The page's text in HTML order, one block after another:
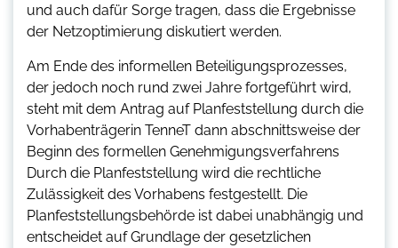
und auch dafür Sorge tragen, dass die Ergebnisse
der Netzoptimierung diskutiert werden.
Am Ende des informellen Beteiligungsprozesses,
der jedoch noch rund zwei Jahre fortgeführt wird,
steht mit dem Antrag auf Planfeststellung durch die
Vorhabenträgerin TenneT dann abschnittsweise der
Beginn des formellen Genehmigungsverfahrens
Durch die Planfeststellung wird die rechtliche
Zulässigkeit des Vorhabens festgestellt. Die
Planfeststellungsbehörde ist dabei unabhängig und
entscheidet auf Grundlage der gesetzlichen